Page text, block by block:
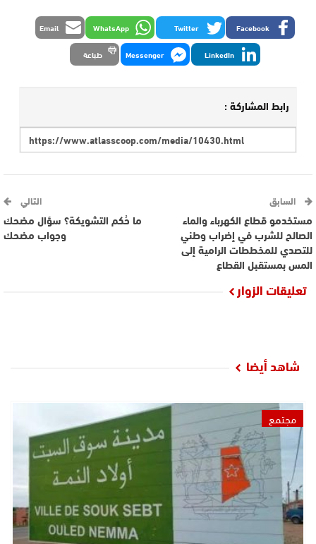
Facebook
Twitter
WhatsApp
Email
LinkedIn
Messenger طباعة
رابط المشاركة :
السابق
مستخدمو قطاع الكهرباء والماء
الصالح للشرب في إضراب وطني
للتصدي للمخططات الرامية إلى
المس بمستقبل القطاع
التالي
ما حُكم التشويكة؟ سؤال مضحك
وجواب مضحك
تعليقات الزوار
شاهد أيضا
مجتمع